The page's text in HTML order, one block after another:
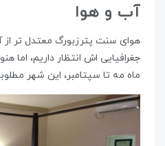
آب و هوا
هوای سنت پترزبورگ معتدل تر
جغرافیایی اش انتظار داریم، اما
ماه مه تا سپتامبر، این شهر